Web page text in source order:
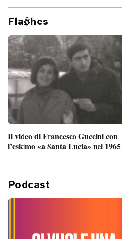
CALENDARIO
AREA PERSONALE
Entra
Fla hes
Il video di Francesco Guccini con
l’eskimo «a Santa Lucia» nel 1965
Podcast